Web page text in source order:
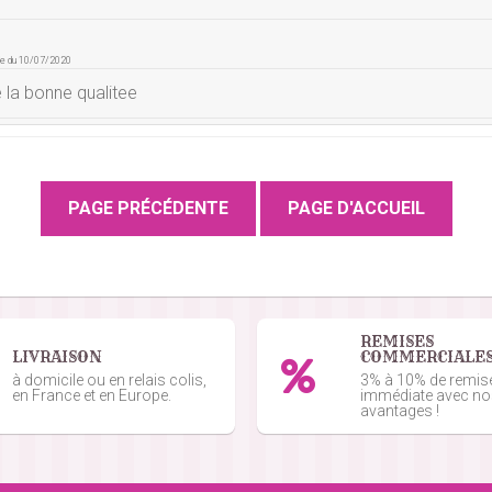
du 10/07/2020
bonne qualitee
du 23/04/2019
Les bonbons sont très bien et plutôt gros seul bémol
LIVRAISON
à domicile ou en relais colis,
en France et en Europe.
REMISES
3% à 10% de
immédiate avec
avantages !